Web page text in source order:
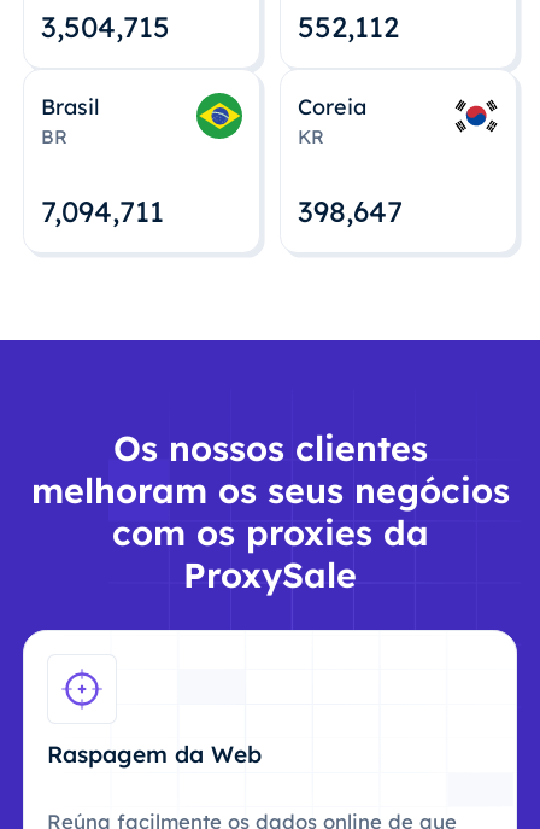
3,504,715 552,112
Brasil
BR
7,094,712
Coreia
KR
398,648
Os nossos clientes
melhoram os seus negócios
com os proxies da
ProxySale
Raspagem da Web
Reúna facilmente os dados online de que